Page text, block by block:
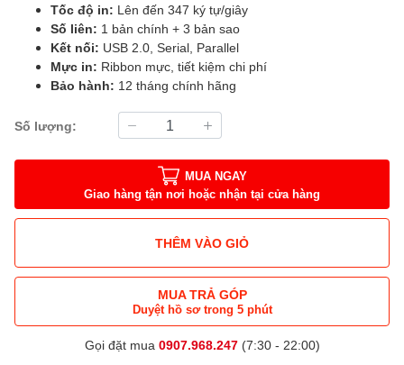
Tốc độ in: Lên đến 347 ký tự/giây
Số liên: 1 bản chính + 3 bản sao
Kết nối: USB 2.0, Serial, Parallel
Mực in: Ribbon mực, tiết kiệm chi phí
Bảo hành: 12 tháng chính hãng
Số lượng:
MUA NGAY
Giao hàng tận nơi hoặc nhận tại cửa hàng
THÊM VÀO GIỎ
MUA TRẢ GÓP
Duyệt hồ sơ trong 5 phút
Gọi đặt mua 0907.968.247(7:30 - 22:00)